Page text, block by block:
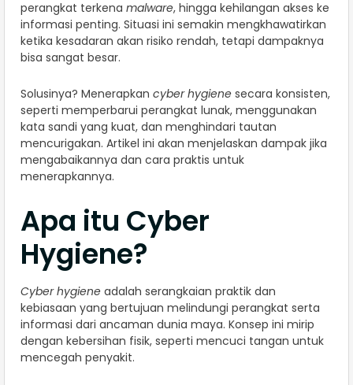
perangkat terkena malware, hingga kehilangan akses ke
informasi penting. Situasi ini semakin mengkhawatirkan
ketika kesadaran akan risiko rendah, tetapi dampaknya
bisa sangat besar.
Solusinya? Menerapkan cyber hygiene secara konsisten,
seperti memperbarui perangkat lunak, menggunakan
kata sandi yang kuat, dan menghindari tautan
mencurigakan. Artikel ini akan menjelaskan dampak jika
mengabaikannya dan cara praktis untuk
menerapkannya.
Apa itu Cyber
Hygiene?
Cyber hygiene adalah serangkaian praktik dan
kebiasaan yang bertujuan melindungi perangkat serta
informasi dari ancaman dunia maya. Konsep ini mirip
dengan kebersihan fisik, seperti mencuci tangan untuk
mencegah penyakit.